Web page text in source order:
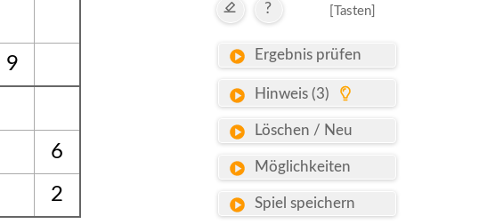
9
6
2
? [Tasten]
Ergebnis prüfen
Hinweis (3)
Löschen / Neu
Möglichkeiten
Spiel speichern